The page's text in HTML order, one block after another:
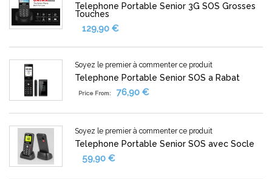
Telephone Portable Senior 3G SOS Grosses
Touches
129,90 €
Soyez le premier à commenter ce produit
Telephone Portable Senior SOS a Rabat
Price From: 76,90 €
Soyez le premier à commenter ce produit
Telephone Portable Senior SOS avec Socle
59,90 €